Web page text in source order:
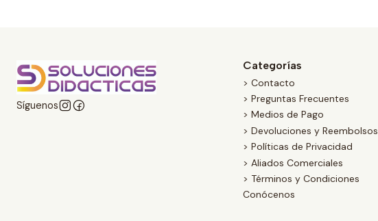
Síguenos
Categorías
> Contacto
> Preguntas Frecuentes
> Medios de Pago
> Devoluciones y Reembolsos
> Políticas de Privacidad
> Aliados Comerciales
> Términos y Condiciones
Conócenos